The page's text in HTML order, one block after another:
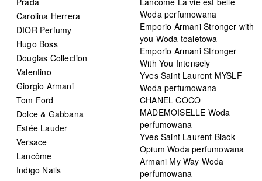
Carolina Herrera
DIOR Perfumy
Hugo Boss
Douglas Collection
Valentino
Giorgio Armani
Tom Ford
Dolce & Gabbana
Estée Lauder
Versace
Lancôme
Indigo Nails
Woda perfumowana
Emporio Armani Stronger with
you Woda toaletowa
Emporio Armani Stronger
With You Intensely
Yves Saint Laurent MYSLF
Woda perfumowana
CHANEL COCO
MADEMOISELLE Woda
perfumowana
Yves Saint Laurent Black
Opium Woda perfumowana
Armani My Way Woda
perfumowana